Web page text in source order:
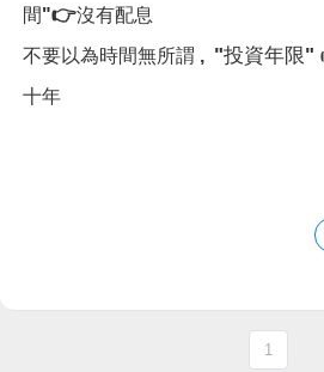
間"👉沒有配息
不要以為時間無所謂 , "投資年限"
十年
1